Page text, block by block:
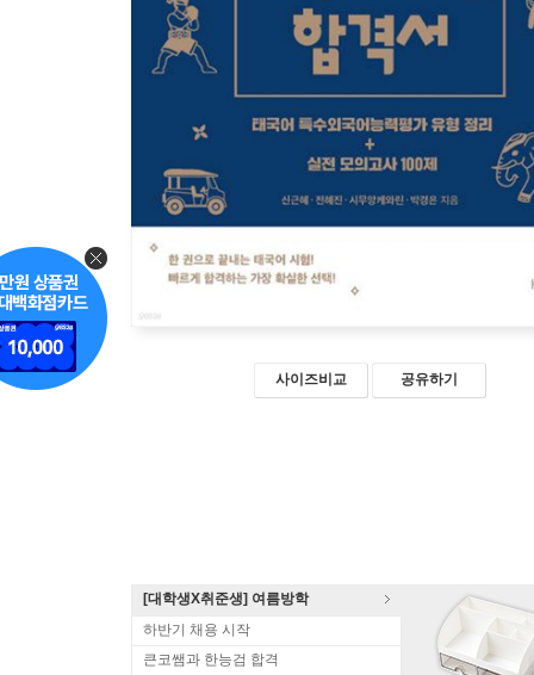
사이즈비교 공유하기
[대학생X취준생] 여름방학
하반기 채용 시작
큰코쌤과 한능검 합격